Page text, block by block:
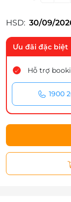
HSD: 30/09/
Ưu đãi đặc biệt
Hỗ trợ
1900